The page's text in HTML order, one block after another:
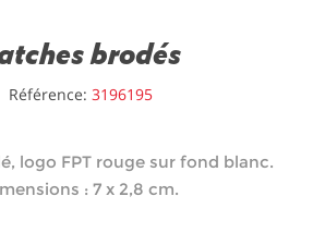
brodés
Référence: 3196195
logo FPT rouge sur fond blanc.
: 7 x 2,8 cm.